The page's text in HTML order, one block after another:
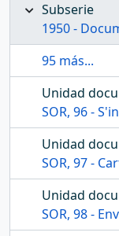
Subserie
1950 -
95 más...
Unidad
SOR, 96 - S'informa a
Unidad
SOR, 97 - Carta al
Unidad
SOR, 98 -